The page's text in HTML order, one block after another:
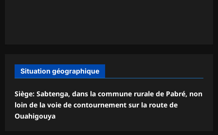
Situation géographique
Siège: Sabtenga, dans la commune rurale de Pabré, non
loin de la voie de contournement sur la route de
Ouahigouya